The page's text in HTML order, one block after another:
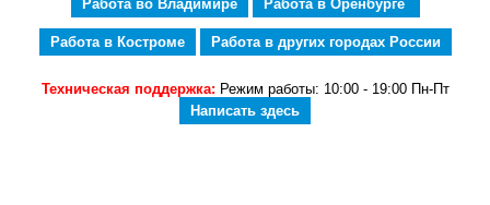
Работа во Владимире Работа в Оренбурге
Работа в Костроме Работа в других городах России
Техническая поддержка: Режим работы: 10:00 - 19:00 Пн-Пт
Написать здесь